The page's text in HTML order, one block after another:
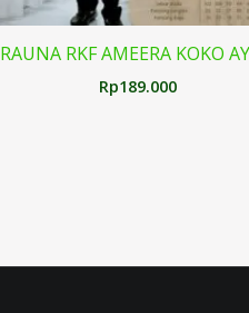
RAUNA RKF AMEERA KOKO
Rp189.000